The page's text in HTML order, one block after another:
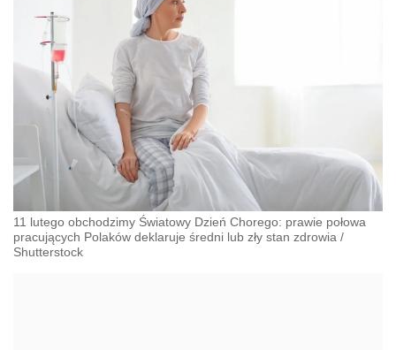
11 lutego obchodzimy Światowy Dzień Chorego: prawie połowa
pracujących Polaków deklaruje średni lub zły stan zdrowia /
Shutterstock